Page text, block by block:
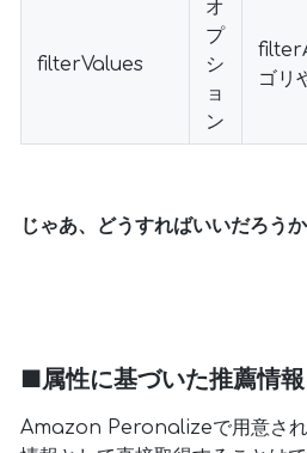
filterValues
オ
プ
シ
ョ
ン
ゴリ
じゃあ、どうすればいいだろうか
■属性に基づいた推薦情
Amazon Peronalizeで用意され